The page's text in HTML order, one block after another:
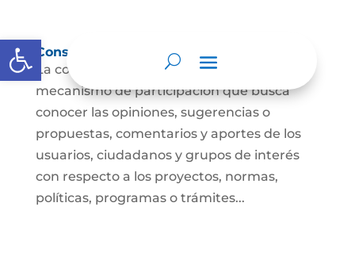
Abrir barra de herramientas
Consulta ciudadana
La consulta a la ciudadanía es un
mecanismo de participación que busca
conocer las opiniones, sugerencias o
propuestas, comentarios y aportes de los
usuarios, ciudadanos y grupos de interés
con respecto a los proyectos, normas,
políticas, programas o trámites...